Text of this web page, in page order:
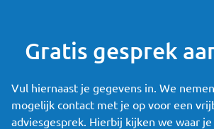
Gratis gesprek
Vul hiernaast je gegevens in. We
mogelijk contact met je op voor een
adviesgesprek. Hierbij kijken we waar